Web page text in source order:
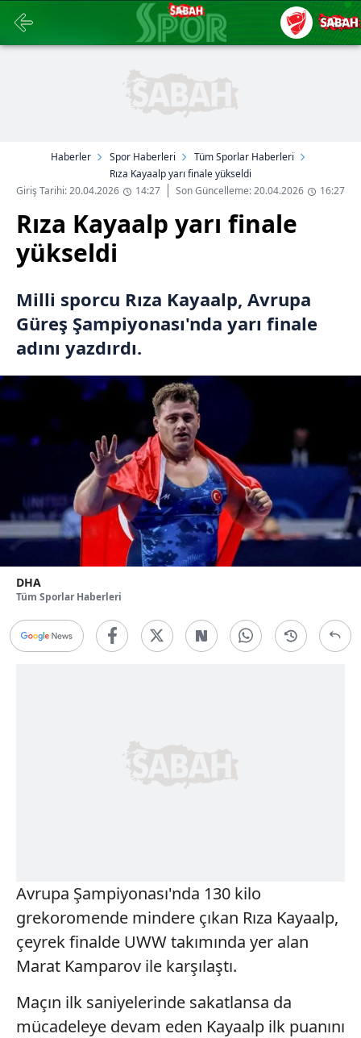
Haberler Spor Haberleri
Tüm Sporlar Haberleri
Rıza Kayaalp yarı finale yükseldi
Giriş Tarihi: 20.04.2026
14:27 Son Güncelleme: 20.04.2026 16:27
Rıza Kayaalp yarı finale
yükseldi
Milli sporcu Rıza Kayaalp, Avrupa
Güreş Şampiyonası'nda yarı finale
adını yazdırdı.
DHA
Tüm Sporlar Haberleri
Avrupa Şampiyonası'nda 130 kilo
grekoromende mindere çıkan Rıza Kayaalp,
çeyrek finalde UWW takımında yer alan
Marat Kamparov ile karşılaştı.
Maçın ilk saniyelerinde sakatlansa da
mücadeleye devam eden Kayaalp ilk puanını